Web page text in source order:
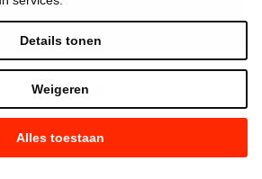
Alles toestaan
Weigeren
Details tonen
Laatste nieuws
Gemaakt met NationBuilder